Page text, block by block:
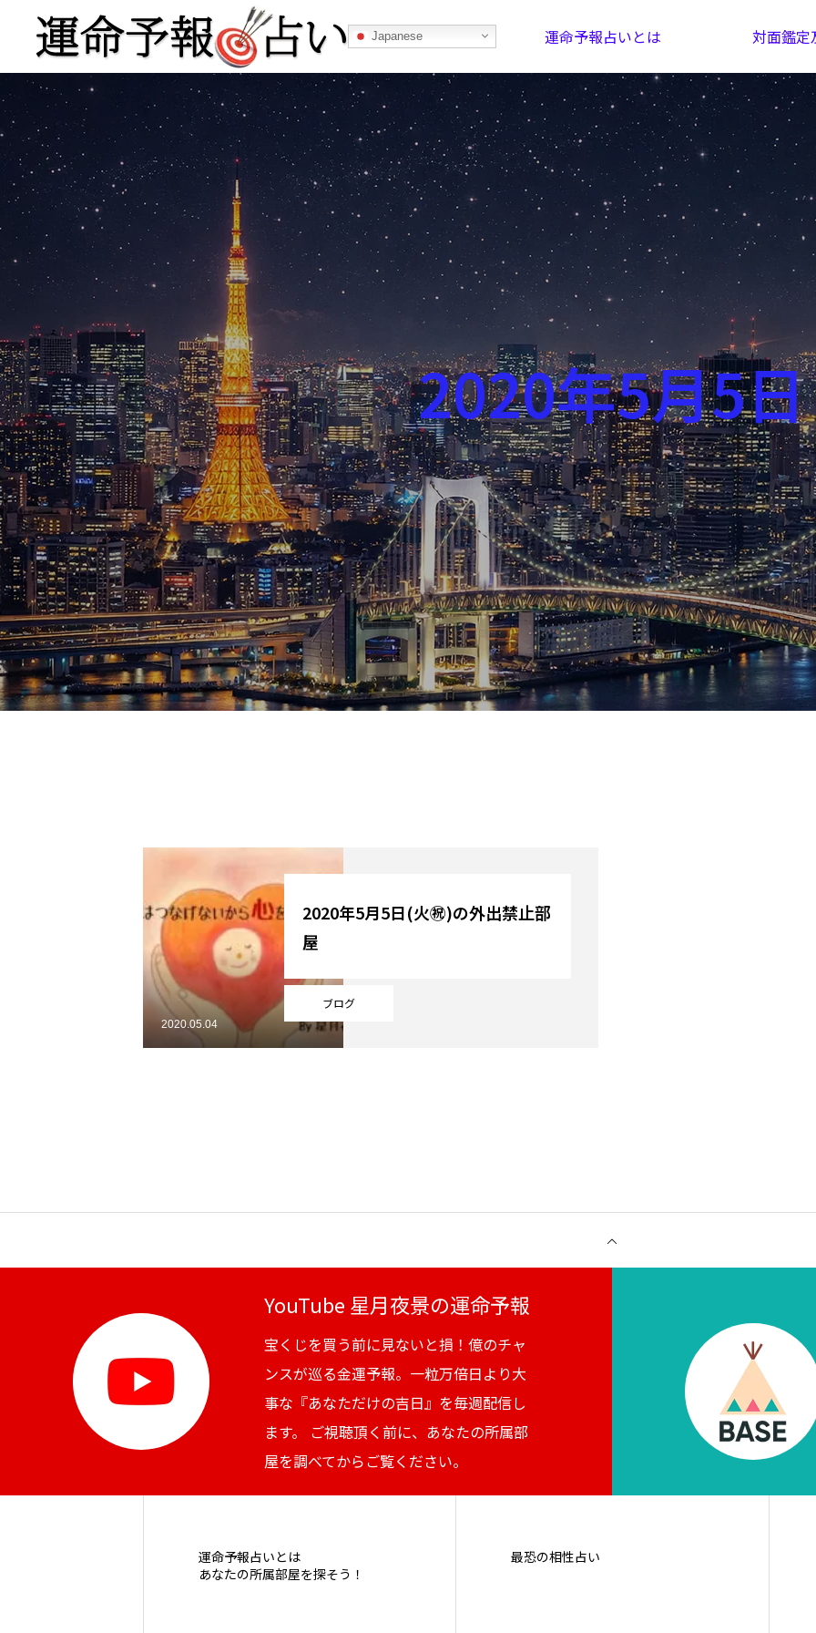
Japanese 運命予報占いとは 対面鑑定
運命予報占い
運命予報占いとは あなたの所属部屋を探そう！ 最恐の相性占い
記事カテゴリー
ブログ お知らせ 芸能界
スポーツ 競馬 社会
テニス四大大会・五輪
テニス四大大会・五輪
YouTube
Online Store
2020年5月5日
ブログ
2020年5月5日(火㊗)の外出禁止部
屋
2020.05.04
YouTube 星月夜景の運命予報
宝くじを買う前に見ないと損！億のチャ
ンスが巡る金運予報。一粒万倍日より大
事な『あなただけの吉日』を毎週配信し
ます。 ご視聴頂く前に、あなたの所属部
屋を調べてからご覧ください。
運命予報占いとは
あなたの所属部屋を探そう！
最恐の相性占い